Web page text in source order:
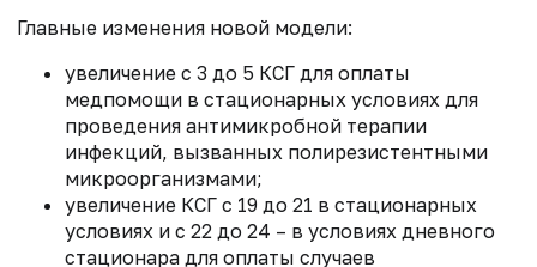
Главные изменения новой модели:
увеличение с 3 до 5 КСГ для оплаты
медпомощи в стационарных условиях для
проведения антимикробной терапии
инфекций, вызванных полирезистентными
микроорганизмами;
увеличение КСГ с 19 до 21 в стационарных
условиях и с 22 до 24 – в условиях дневного
стационара для оплаты случаев